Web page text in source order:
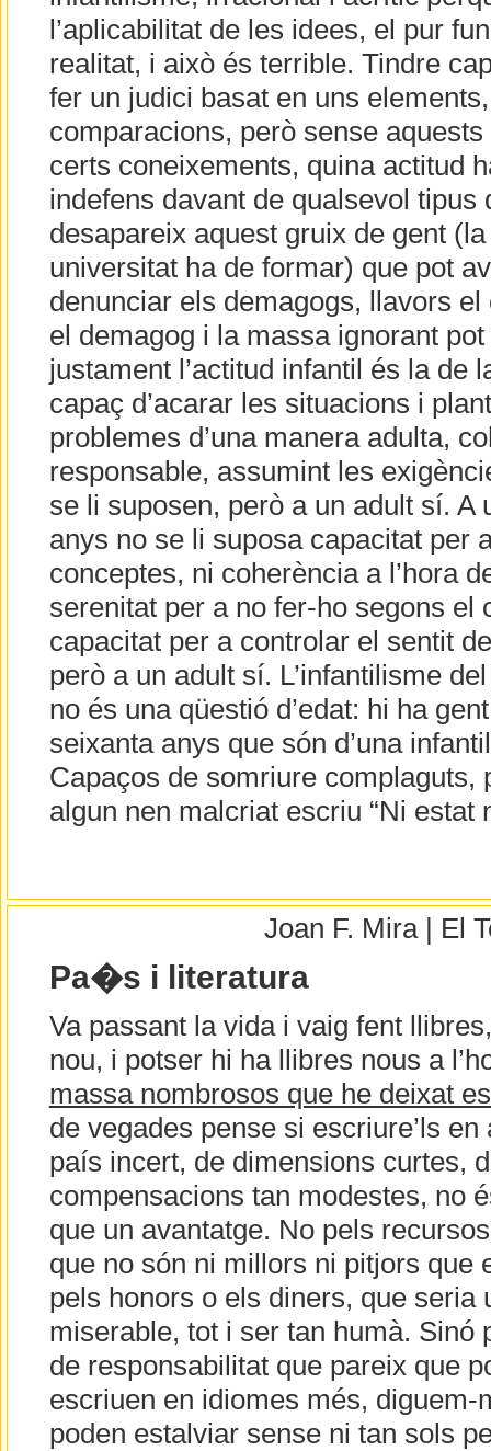
l’aplicabilitat de les idees, el pur
realitat, i això és terrible. Tindre
fer un judici basat en uns
comparacions, però sense
certs coneixements, quina actitud
indefens davant de qualsevol tipus
desapareix aquest gruix de gent
universitat ha de formar) que pot
denunciar els demagogs, llavors
el demagog i la massa ignorant
justament l’actitud infantil és la de
capaç d’acarar les situacions i
problemes d’una manera adulta,
responsable, assumint les
se li suposen, però a un adult sí. A
anys no se li suposa capacitat per
conceptes, ni coherència a l’hora
serenitat per a no fer-ho segons el
capacitat per a controlar el sentit
però a un adult sí. L’infantilisme
no és una qüestió d’edat: hi ha
seixanta anys que són d’una
Capaços de somriure complaguts,
algun nen malcriat escriu “Ni estat
Joan F. Mira | El
Pa�s i literatura
Va passant la vida i vaig fent
nou, i potser hi ha llibres nous a
massa nombrosos que he deixat
de vegades pense si escriure’ls
país incert, de dimensions curtes,
compensacions tan modestes, no
que un avantatge. No pels
que no són ni millors ni pitjors que
pels honors o els diners, que seria
miserable, tot i ser tan humà. Sinó
de responsabilitat que pareix que
escriuen en idiomes més, diguem-
poden estalviar sense ni tan sols